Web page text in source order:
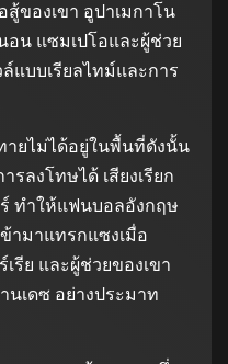
ของเขา อูปาเมกาโน
อน แซมเปโอและผู้ช่วย
แบบเรียลไทม์และการ
ายไม่ได้อยู่ในพื้นที่ดังนั้น
รลงโทษได้ เสียงเรียก
ทําให้แฟนบอลอังกฤษ
ข้ามาแทรกแซงเมื่อ
รีย และผู้ช่วยของเขา
นเดซ อย่างประมาท